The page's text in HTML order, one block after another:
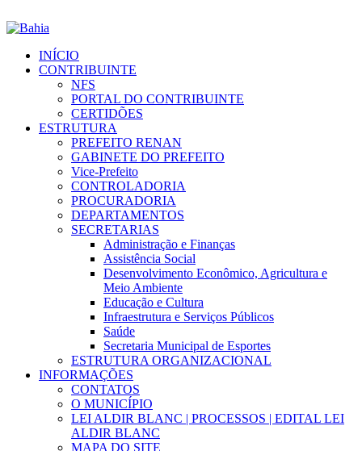
INÍCIO
CONTRIBUINTE
NFS
PORTAL DO CONTRIBUINTE
CERTIDÕES
ESTRUTURA
PREFEITO RENAN
GABINETE DO PREFEITO
Vice-Prefeito
CONTROLADORIA
PROCURADORIA
DEPARTAMENTOS
SECRETARIAS
Administração e Finanças
Assistência Social
Desenvolvimento Econômico, Agricultura e
Meio Ambiente
Educação e Cultura
Infraestrutura e Serviços Públicos
Saúde
Secretaria Municipal de Esportes
ESTRUTURA ORGANIZACIONAL
INFORMAÇÕES
CONTATOS
O MUNICÍPIO
LEI ALDIR BLANC | PROCESSOS | EDITAL LEI
ALDIR BLANC
MAPA DO SITE